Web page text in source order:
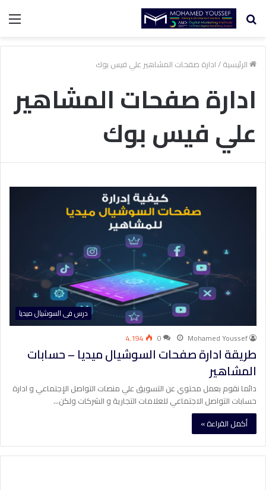
بحث
الرئيسية/ادارة صفحات المشاهير علي فيس بوك
ادارة صفحات المشاهير
علي فيس بوك
درس فى السوشيال ميديا
Mohamed Youssef
0 4٬194
طريقة ادارة صفحات السوشيال ميديا – حسابات
المشاهير
دائما نقوم بعمل محتوي عن التسويق علي منصات التواصل الإجتماعي و ادارة
حسابات التواصل الاجتماعي للعلامات التجارية و الشركات ولكن…
أكمل القراءة »